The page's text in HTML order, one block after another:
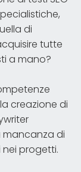
di
tutte
a mano?
creazione di
mancanza di
progetti.